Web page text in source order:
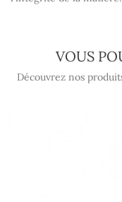
VOUS
Découvrez nos